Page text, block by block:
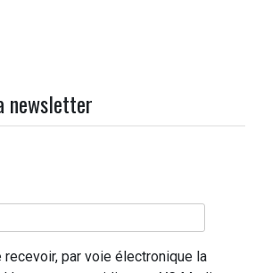
newsletter
par voie électronique la